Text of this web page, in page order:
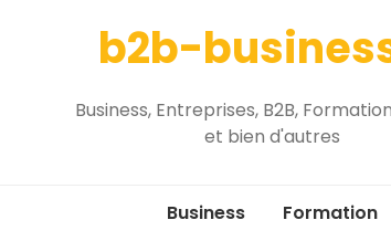
b2b-
Business, Entreprises, B2B,
et bien d'autres
Business Formation